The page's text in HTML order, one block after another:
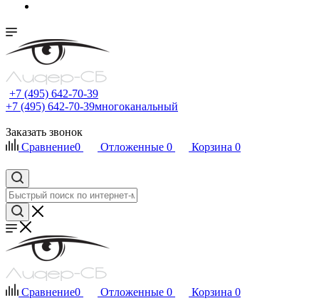
+7 (495) 642-70-39
+7 (495) 642-70-39многоканальный
Заказать звонок
Сравнение0 Отложенные 0 Корзина 0
Сравнение0 Отложенные 0 Корзина 0